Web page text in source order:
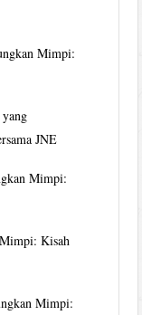
Mimpi:
JNE
Mimpi:
Kisah
Mimpi: